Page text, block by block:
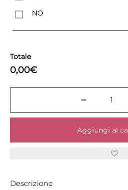
NO
Totale
0,00€
Aggiungi al
Descrizione